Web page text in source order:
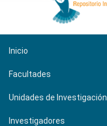
Inicio
Facultades
Unidades de Investigación
Investigadores